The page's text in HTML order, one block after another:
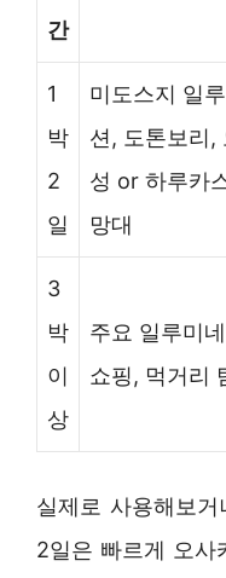
간
1
박
2
일
미도스지 일
션, 도톤보리,
성 or 하루카
망대
3
박
이
상
주요 일루미
쇼핑, 먹거리
실제로 사용해보
2일은 빠르게 오사